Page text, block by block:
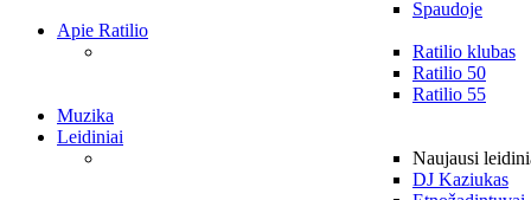
Spaudoje
Apie Ratilio
Ratilio klubas
Ratilio 50
Ratilio 55
Muzika
Leidiniai
Naujausi
DJ Kaziukas